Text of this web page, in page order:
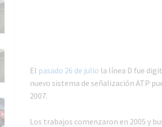
El pasado 26 de julio la línea D fue
nuevo sistema de señalización ATP
2007.
Los trabajos comenzaron en 2005 y